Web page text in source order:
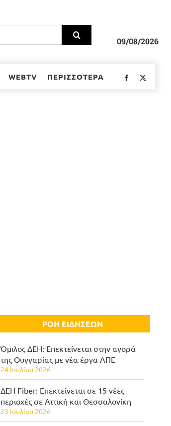
09/08/2026
WEBTV ΠΕΡΙΣΣΟΤΕΡΑ Facebook
ΡΟΗ ΕΙΔΗΣΕΩΝ
Όμιλος ΔΕΗ: Επεκτείνεται στην αγορά
της Ουγγαρίας με νέα έργα ΑΠΕ
24 Ιουλίου 2026
ΔΕΗ Fiber: Επεκτείνεται σε 15 νέες
περιοχές σε Αττική και Θεσσαλονίκη
23 Ιουλίου 2026